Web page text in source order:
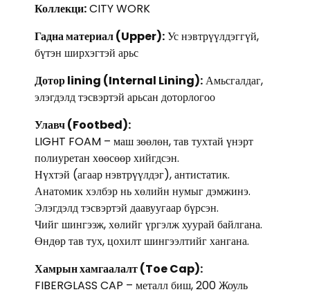
Коллекци:CITY WORK
Гадна материал (Upper):Ус нэвтрүүлдэггүй,
бүтэн ширхэгтэй арьс
Дотор lining (Internal Lining):Амьсгалдаг,
элэгдэлд тэсвэртэй арьсан доторлогоо
Улавч (Footbed):
LIGHT FOAM – маш зөөлөн, тав тухтай үнэрт
полиуретан хөөсөөр хийгдсэн.
Нүхтэй (агаар нэвтрүүлдэг), антистатик.
Анатомик хэлбэр нь хөлийн нумыг дэмжинэ.
Элэгдэлд тэсвэртэй даавуугаар бүрсэн.
Чийг шингээж, хөлийг үргэлж хуурай байлгана.
Өндөр тав тух, цохилт шингээлтийг хангана.
Хамрын хамгаалалт (Toe Cap):
FIBERGLASS CAP – металл биш, 200 Жоуль